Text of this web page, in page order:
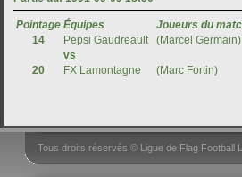
Tous droits réservés © Ligue de Flag